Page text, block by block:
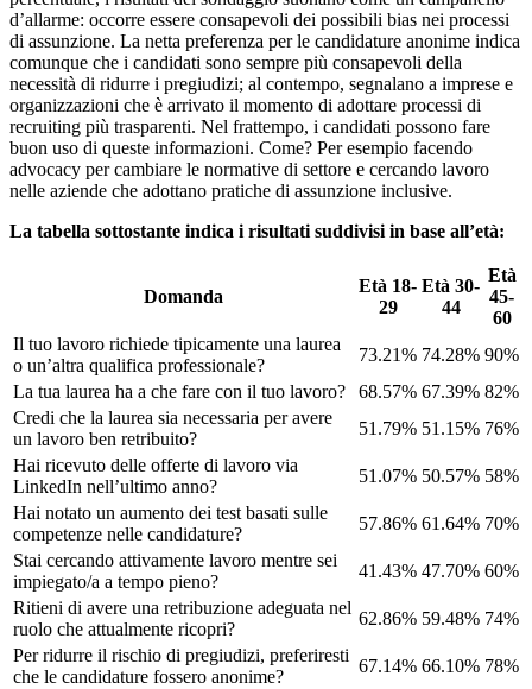
d’allarme: occorre essere consapevoli dei possibili bias nei processi
di assunzione. La netta preferenza per le candidature anonime indica
comunque che i candidati sono sempre più consapevoli della
necessità di ridurre i pregiudizi; al contempo, segnalano a imprese e
organizzazioni che è arrivato il momento di adottare processi di
recruiting più trasparenti. Nel frattempo, i candidati possono fare
buon uso di queste informazioni. Come? Per esempio facendo
advocacy per cambiare le normative di settore e cercando lavoro
nelle aziende che adottano pratiche di assunzione inclusive.
La tabella sottostante indica i risultati suddivisi in base all’età:
Domanda
Età 18-
29
Età 30-
44
Età
45-
60
Il tuo lavoro richiede tipicamente una laurea
o un’altra qualifica professionale?
73.21% 74.28% 90%
La tua laurea ha a che fare con il tuo lavoro?
68.57% 67.39% 82%
Credi che la laurea sia necessaria per avere
un lavoro ben retribuito?
51.79% 51.15% 76%
Hai ricevuto delle offerte di lavoro via
LinkedIn nell’ultimo anno?
51.07% 50.57% 58%
Hai notato un aumento dei test basati sulle
competenze nelle candidature?
57.86% 61.64% 70%
Stai cercando attivamente lavoro mentre sei
impiegato/a a tempo pieno?
41.43% 47.70% 60%
Ritieni di avere una retribuzione adeguata nel
ruolo che attualmente ricopri?
62.86% 59.48% 74%
Per ridurre il rischio di pregiudizi, preferiresti
che le candidature fossero anonime?
67.14% 66.10% 78%